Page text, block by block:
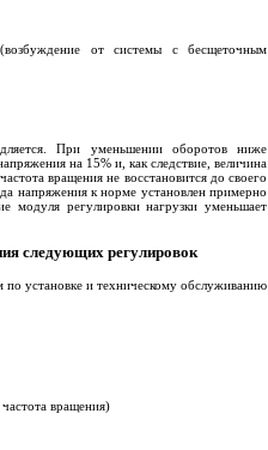
от системы с бесщеточным
При уменьшении оборотов ниже
на 15% и, как следствие, величина
вращения не восстановится до своего
напряжения к норме установлен примерно
модуля регулировки нагрузки уменьшает
следующих регулировок
по установке и техническому обслуживанию
вращения)